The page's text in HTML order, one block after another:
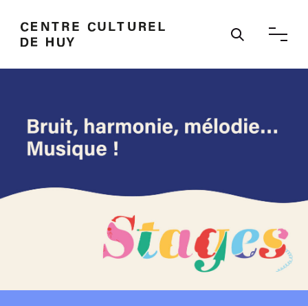
Ouvrir /
Stage - Centre culturel de Huy